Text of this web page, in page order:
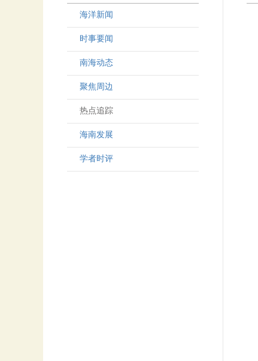
海洋新闻
时事要闻
南海动态
聚焦周边
热点追踪
海南发展
学者时评